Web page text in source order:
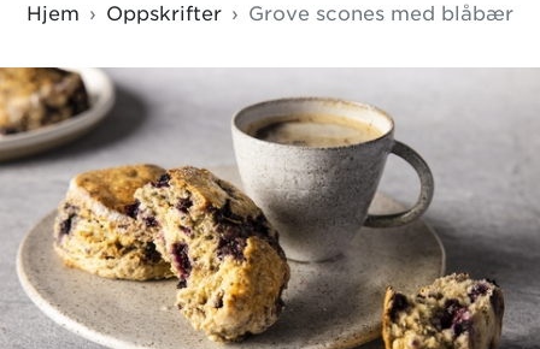
Hjem Oppskrifter Grove scones med blåbær